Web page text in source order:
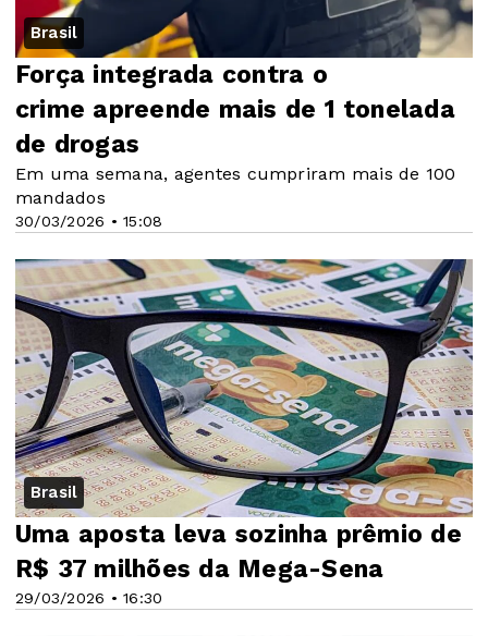
Brasil
30/03/2026 • 15:08
Força integrada contra o
crime apreende mais de 1 tonelada
de drogas
Em uma semana, agentes cumpriram mais de 100
mandados
Brasil
29/03/2026 • 16:30
Uma aposta leva sozinha prêmio de
R$ 37 milhões da Mega-Sena